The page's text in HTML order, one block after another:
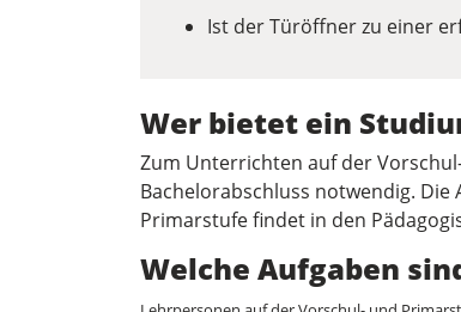
Ist der Türöffner zu einer
Wer bietet ein
Zum Unterrichten auf der
Bachelorabschluss notwendig.
Primarstufe findet in den
Welche Aufgaben